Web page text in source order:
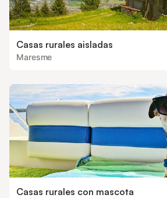
Casas rurales aisladas
Maresme
Casas rurales con mascota